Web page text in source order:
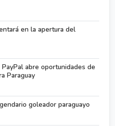
en la apertura del
abre oportunidades de
Paraguay
goleador paraguayo